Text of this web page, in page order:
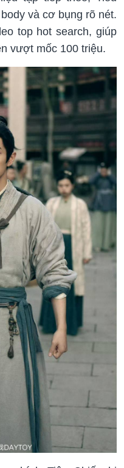
và cơ bụng rõ nét.
top hot search, giúp
vượt mốc 100 triệu.